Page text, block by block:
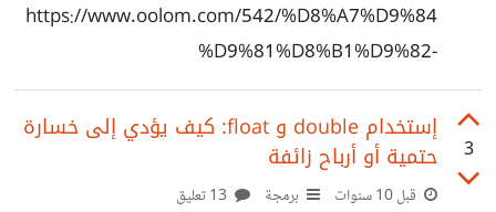
https://www.oolom.com/542/%D8%A7%D9%84
%D9%81%D8%B1%D9%82-
%D8%A8%D9%8A%D9%86-
%D8%A7%D9%84%D8%A5%D8%AE%D8%AA%D
8%B1%D8%A7%D9%82-%D9%88-
%D8%A7%D9%84%D8%A5%D8%B5%D8%A7%D
3
إستخدام double و float: كيف يؤدي إلى خسارة
حتمية أو أرباح زائفة
قبل 10 سنوات برمجة